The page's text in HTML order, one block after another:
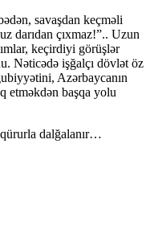
savaşdan keçməli
darıdan çıxmaz!”.. Uzun
keçirdiyi görüşlər
Nəticədə işğalçı dövlət öz
Azərbaycanın
etməkdən başqa yolu
dalğalanır…